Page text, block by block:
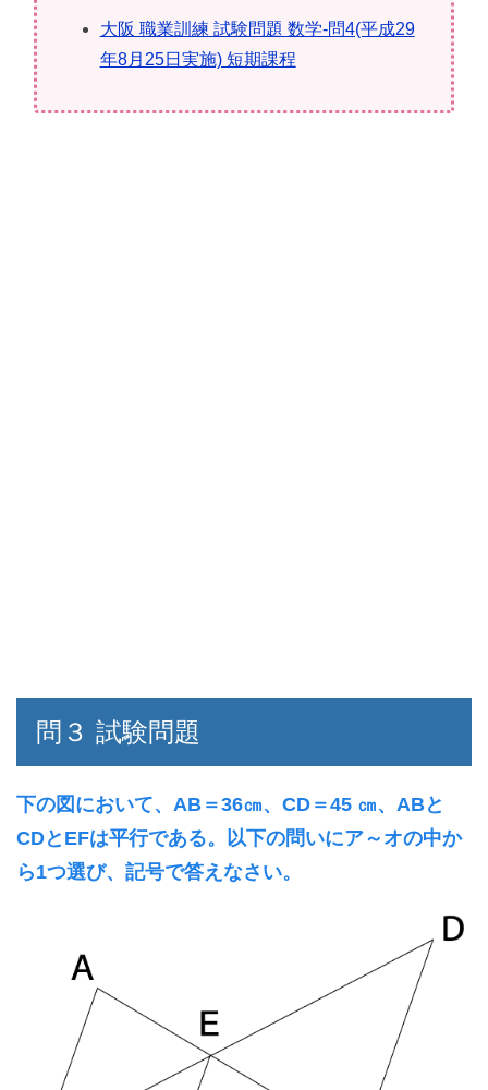
大阪 職業訓練 試験問題 数学-問4(平成29
年8月25日実施) 短期課程
問３ 試験問題
下の図において、AB＝36㎝、CD＝45 ㎝、ABと
CDとEFは平行である。以下の問いにア～オの中か
ら1つ選び、記号で答えなさい。